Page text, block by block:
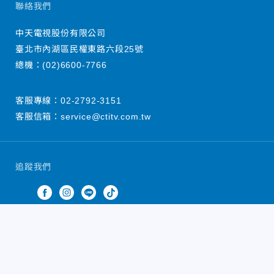
追蹤我們
聯絡我們
中天電視股份有限公司
臺北市內湖區民權東路六段25號
總機：(02)6600-7766
客服專線： 02-2792-3151
客服信箱： service@ctitv.com.tw